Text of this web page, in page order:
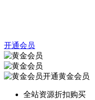
开通会员
开通黄金会员
全站资源折扣购买